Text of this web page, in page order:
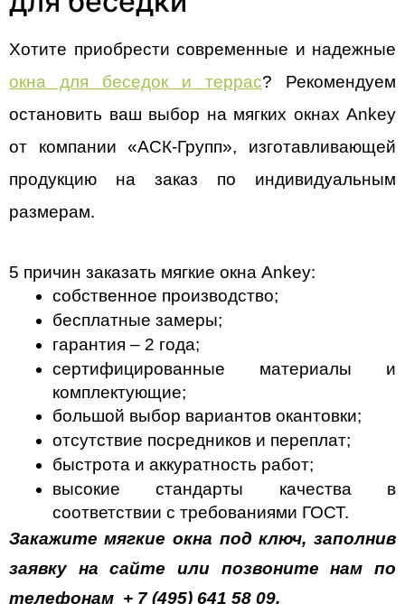
окна для беседок и террас? Рекомендуем
остановить ваш выбор на мягких окнах Ankey
от компании «АСК-Групп», изготавливающей
продукцию на заказ по индивидуальным
размерам.
5 причин заказать мягкие окна Ankey:
собственное производство;
бесплатные замеры;
гарантия – 2 года;
сертифицированные материалы и
комплектующие;
большой выбор вариантов окантовки;
отсутствие посредников и переплат;
быстрота и аккуратность работ;
высокие стандарты качества в
соответствии с требованиями ГОСТ.
Закажите мягкие окна под ключ, заполнив
заявку на сайте или позвоните нам по